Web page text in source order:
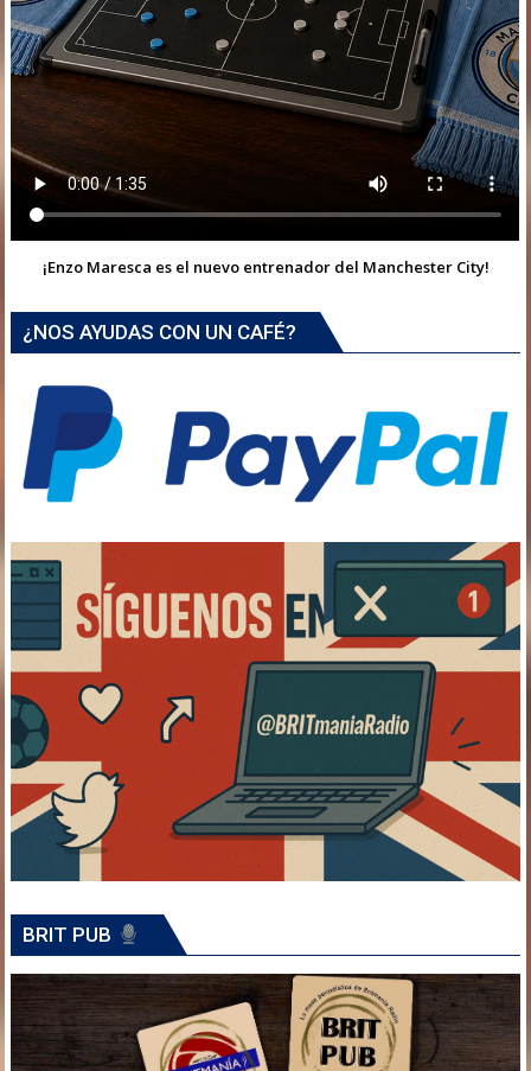
¡Enzo Maresca es el nuevo entrenador del Manchester City!
¿NOS AYUDAS CON UN CAFÉ?
BRIT PUB